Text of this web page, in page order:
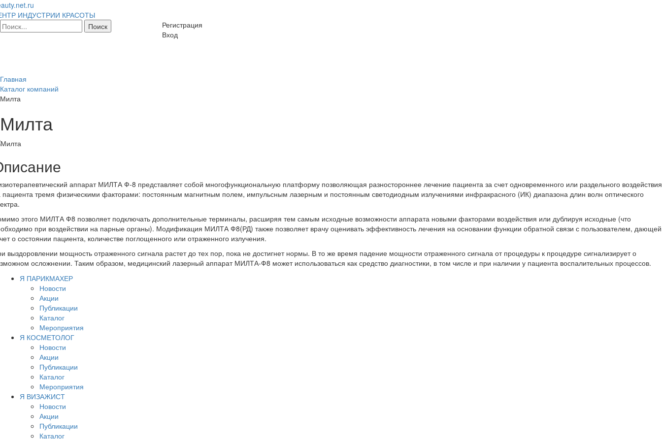
ИНДУСТРИИ КРАСОТЫ
Регистрация
Вход
Главная
Каталог компаний
Милта
Милта
аппарат МИЛТА Ф-8 представляет собой многофункциональную платформу позволяющая разностороннее лечение пациента за счет одновременного или раздельного воздействия
пациента тремя физическими факторами: постоянным магнитным полем, импульсным лазерным и постоянным светодиодным излучениями инфракрасного (ИК) диапазона длин волн оптического
этого МИЛТА Ф8 позволяет подключать дополнительные терминалы, расширяя тем самым исходные возможности аппарата новыми факторами воздействия или дублируя исходные (что
при воздействии на парные органы). Модификация МИЛТА Ф8(РД) также позволяет врачу оценивать эффективность лечения на основании функции обратной связи с пользователем, дающей
о состоянии пациента, количестве поглощенного или отраженного излучения.
выздоровлении мощность отраженного сигнала растет до тех пор, пока не достигнет нормы. В то же время падение мощности отраженного сигнала от процедуры к процедуре сигнализирует о
осложнении. Таким образом, медицинский лазерный аппарат МИЛТА-Ф8 может использоваться как средство диагностики, в том числе и при наличии у пациента воспалительных процессов.
Я ПАРИКМАХЕР
Новости
Акции
Публикации
Каталог
Мероприятия
Я КОСМЕТОЛОГ
Новости
Акции
Публикации
Каталог
Мероприятия
Я ВИЗАЖИСТ
Новости
Акции
Публикации
Каталог